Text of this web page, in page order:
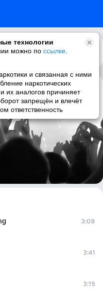
технологии
можно по ссылке
и связанная с ними
наркотических
их аналогов причиняет
запрещён и влечёт
ответственность
pop rock
3:08
3:41
3:15